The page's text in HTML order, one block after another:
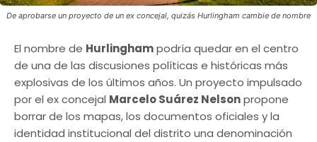
De aprobarse un proyecto de un ex concejal, quizás Hurlingham cambie de nombre
El nombre de Hurlinghampodría quedar en el centro
de una de las discusiones políticas e históricas más
explosivas de los últimos años. Un proyecto impulsado
por el ex concejal Marcelo Suárez Nelsonpropone
borrar de los mapas, los documentos oficiales y la
identidad institucional del distrito una denominación